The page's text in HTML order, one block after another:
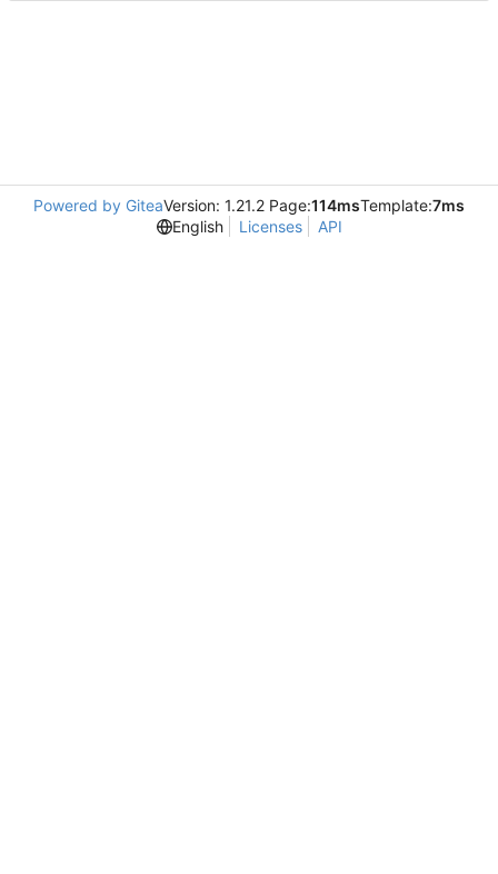
Powered by GiteaVersion: 1.21.2 Page:114msTemplate:7ms
English
Licenses API